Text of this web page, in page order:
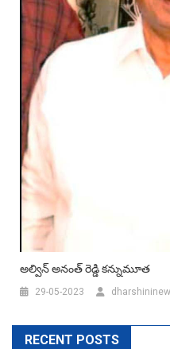
అల్విన్ అనంత్ రెడ్డి కన్నుమూత
29-05-2023
RECENT POSTS